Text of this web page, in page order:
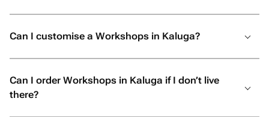
Can I customise a Workshops in Kaluga?
Can I order Workshops in Kaluga if I don’t live
there?